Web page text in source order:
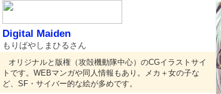
Digital Maiden
もりばやしまひるさん
オリジナルと版権（攻殻機動隊中心）のCGイラストサイ
トです。WEBマンガや同人情報もあり。メカ＋女の子な
ど、SF・サイバー的な絵が多めです。